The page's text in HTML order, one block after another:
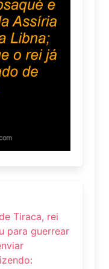
Tiraca, rei
para guerrear